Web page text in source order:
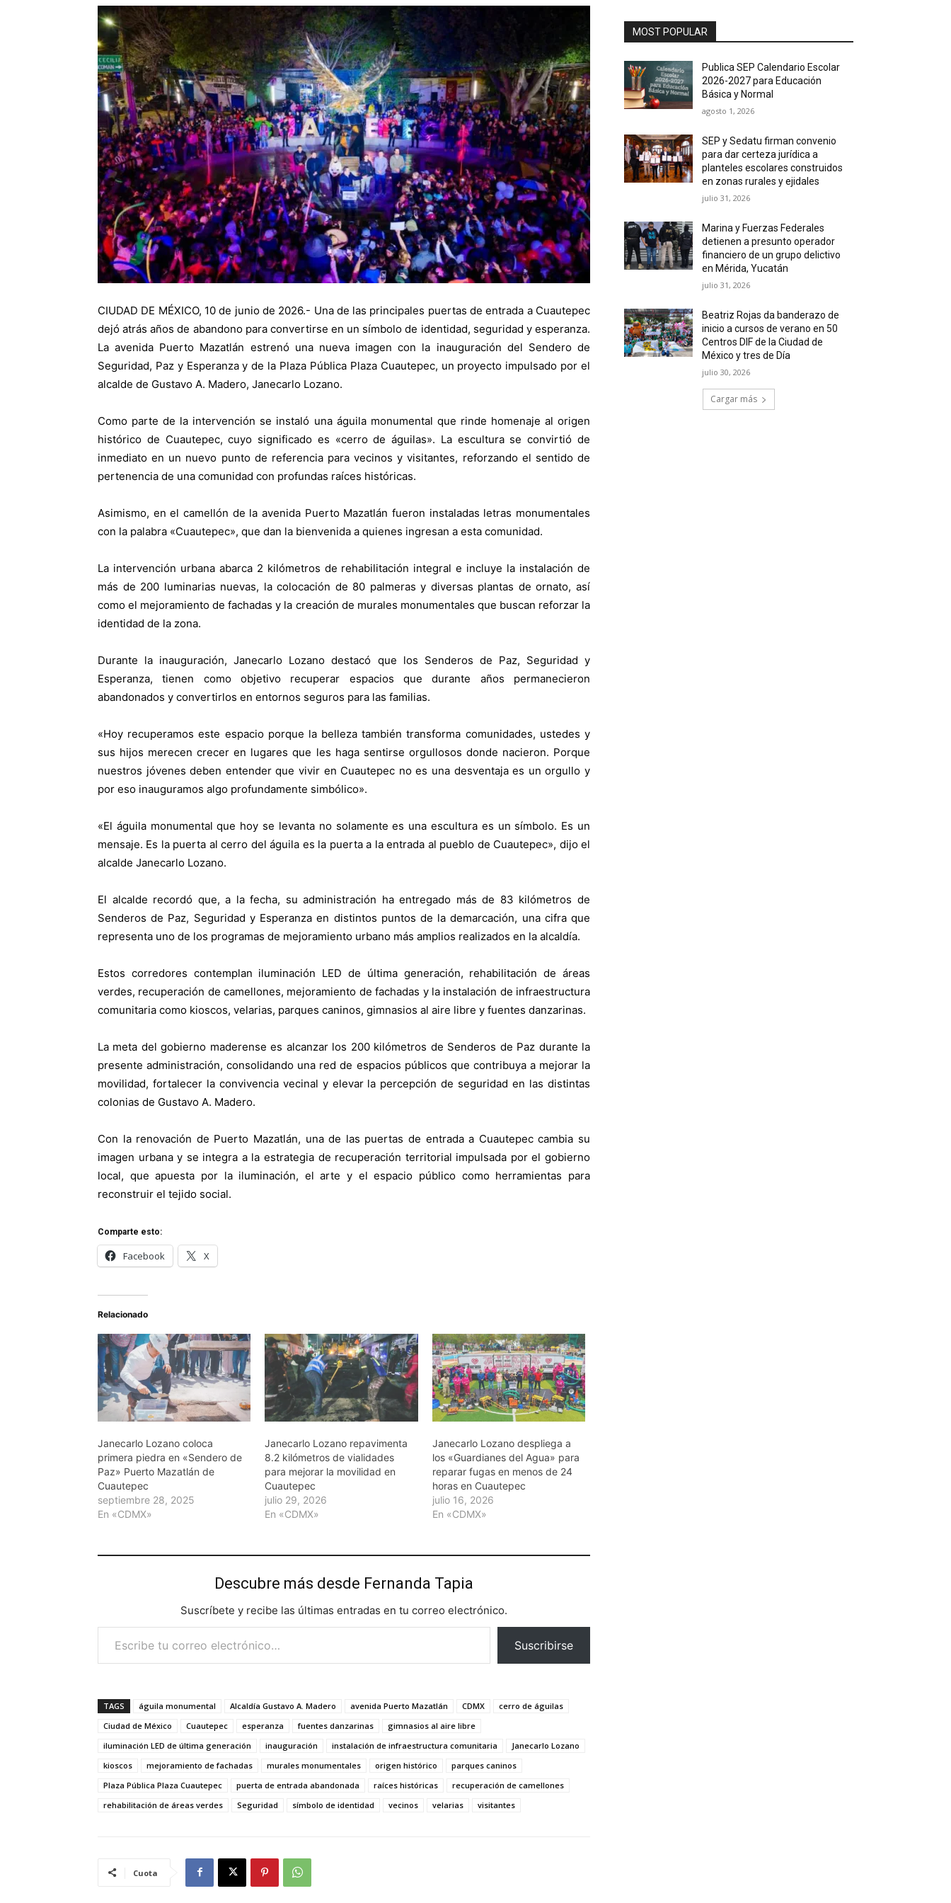
CIUDAD DE MÉXICO, 10 de junio de 2026.- Una de las principales puertas de entrada a Cuautepec
dejó atrás años de abandono para convertirse en un símbolo de identidad, seguridad y esperanza.
La avenida Puerto Mazatlán estrenó una nueva imagen con la inauguración del Sendero de
Seguridad, Paz y Esperanza y de la Plaza Pública Plaza Cuautepec, un proyecto impulsado por el
alcalde de Gustavo A. Madero, Janecarlo Lozano.
Como parte de la intervención se instaló una águila monumental que rinde homenaje al origen
histórico de Cuautepec, cuyo significado es «cerro de águilas». La escultura se convirtió de
inmediato en un nuevo punto de referencia para vecinos y visitantes, reforzando el sentido de
pertenencia de una comunidad con profundas raíces históricas.
Asimismo, en el camellón de la avenida Puerto Mazatlán fueron instaladas letras monumentales
con la palabra «Cuautepec», que dan la bienvenida a quienes ingresan a esta comunidad.
La intervención urbana abarca 2 kilómetros de rehabilitación integral e incluye la instalación de
más de 200 luminarias nuevas, la colocación de 80 palmeras y diversas plantas de ornato, así
como el mejoramiento de fachadas y la creación de murales monumentales que buscan reforzar la
identidad de la zona.
Durante la inauguración, Janecarlo Lozano destacó que los Senderos de Paz, Seguridad y
Esperanza, tienen como objetivo recuperar espacios que durante años permanecieron
abandonados y convertirlos en entornos seguros para las familias.
«Hoy recuperamos este espacio porque la belleza también transforma comunidades, ustedes y
sus hijos merecen crecer en lugares que les haga sentirse orgullosos donde nacieron. Porque
nuestros jóvenes deben entender que vivir en Cuautepec no es una desventaja es un orgullo y
por eso inauguramos algo profundamente simbólico».
«El águila monumental que hoy se levanta no solamente es una escultura es un símbolo. Es un
mensaje. Es la puerta al cerro del águila es la puerta a la entrada al pueblo de Cuautepec», dijo el
alcalde Janecarlo Lozano.
El alcalde recordó que, a la fecha, su administración ha entregado más de 83 kilómetros de
Senderos de Paz, Seguridad y Esperanza en distintos puntos de la demarcación, una cifra que
representa uno de los programas de mejoramiento urbano más amplios realizados en la alcaldía.
Estos corredores contemplan iluminación LED de última generación, rehabilitación de áreas
verdes, recuperación de camellones, mejoramiento de fachadas y la instalación de infraestructura
comunitaria como kioscos, velarias, parques caninos, gimnasios al aire libre y fuentes danzarinas.
La meta del gobierno maderense es alcanzar los 200 kilómetros de Senderos de Paz durante la
presente administración, consolidando una red de espacios públicos que contribuya a mejorar la
movilidad, fortalecer la convivencia vecinal y elevar la percepción de seguridad en las distintas
colonias de Gustavo A. Madero.
Con la renovación de Puerto Mazatlán, una de las puertas de entrada a Cuautepec cambia su
imagen urbana y se integra a la estrategia de recuperación territorial impulsada por el gobierno
local, que apuesta por la iluminación, el arte y el espacio público como herramientas para
reconstruir el tejido social.
Comparte esto:
Facebook X
Relacionado
Janecarlo Lozano coloca
primera piedra en «Sendero de
Paz» Puerto Mazatlán de
Cuautepec
septiembre 28, 2025
En «CDMX»
Janecarlo Lozano repavimenta
8.2 kilómetros de vialidades
para mejorar la movilidad en
Cuautepec
julio 29, 2026
En «CDMX»
Janecarlo Lozano despliega a
los «Guardianes del Agua» para
reparar fugas en menos de 24
horas en Cuautepec
julio 16, 2026
En «CDMX»
Descubre más desde Fernanda Tapia
Suscríbete y recibe las últimas entradas en tu correo electrónico.
Escribe tu correo electrónico…
Suscribirse
TAGS águila monumental Alcaldía Gustavo A. Madero avenida Puerto Mazatlán CDMX
cerro de águilas
Ciudad de México
Cuautepec esperanza fuentes danzarinas
gimnasios al aire libre
iluminación LED de última generación
inauguración instalación de infraestructura comunitaria
Janecarlo Lozano
kioscos
mejoramiento de fachadas murales monumentales origen histórico
parques caninos
Plaza Pública Plaza Cuautepec
puerta de entrada abandonada raíces históricas
recuperación de camellones
rehabilitación de áreas verdes
Seguridad símbolo de identidad vecinos velarias visitantes
Cuota
MOST POPULAR
Publica SEP Calendario Escolar
2026-2027 para Educación
Básica y Normal
agosto 1, 2026
SEP y Sedatu firman convenio
para dar certeza jurídica a
planteles escolares construidos
en zonas rurales y ejidales
julio 31, 2026
Marina y Fuerzas Federales
detienen a presunto operador
financiero de un grupo delictivo
en Mérida, Yucatán
julio 31, 2026
Beatriz Rojas da banderazo de
inicio a cursos de verano en 50
Centros DIF de la Ciudad de
México y tres de Día
julio 30, 2026
Cargar más